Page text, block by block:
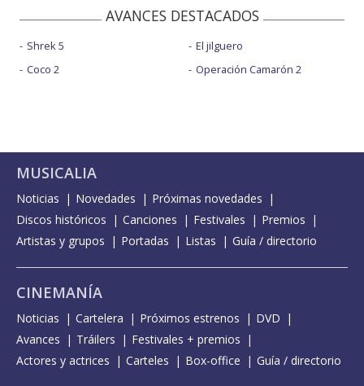
AVANCES DESTACADOS
Shrek 5
Coco 2
El jilguero
Operación Camarón 2
MUSICALIA
Noticias Novedades
Próximas novedades
Discos históricos
Canciones Festivales
Premios
Artistas y grupos
Portadas Listas Guía / directorio
CINEMANÍA
Noticias Cartelera Próximos estrenos
DVD
Avances
Tráilers
Festivales + premios
Actores y actrices
Carteles Box-office Guía / directorio